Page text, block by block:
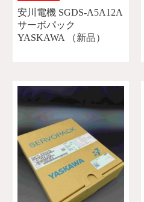
安川電機 SGDS-A5A12A
サーボパック
YASKAWA （新品）